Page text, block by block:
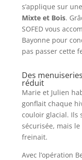
s’applique sur
Mixte et Bois.
SOFED vous
Bayonne pour
pas passer cette
Des
réduit
Marie et Julien
gonflait chaque
couloir glacial. Ils
sécurisée, mais
freinait.
Avec l’opération